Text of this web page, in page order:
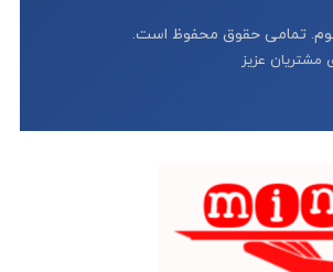
مشتریان عزیز